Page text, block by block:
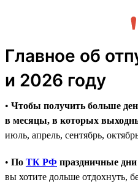
Главное об
и 2026 году
• Чтобы получить больше
в месяцы, в которых
июль, апрель, сентябрь,
• По ТК РФ праздничные
вы хотите дольше отдохнуть,